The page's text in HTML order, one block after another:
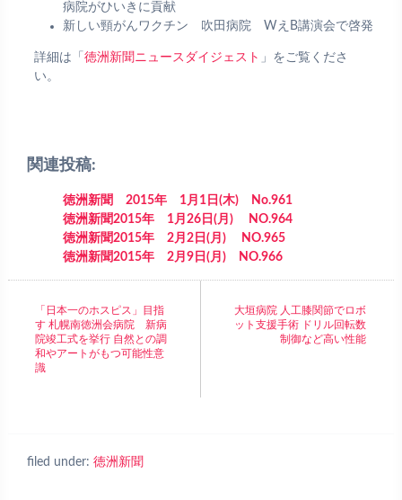
病院がひいきに貢献
新しい頸がんワクチン 吹田病院 WえB講演会で啓発
詳細は「 徳洲新聞ニュースダイジェスト 」をご覧くださ
い。
関連投稿:
徳洲新聞 2015年 1月1日(木) No.961
徳洲新聞2015年 1月26日(月) NO.964
徳洲新聞2015年 2月2日(月) NO.965
徳洲新聞2015年 2月9日(月) NO.966
「日本一のホスピス」目指
す 札幌南徳洲会病院 新病
院竣工式を挙行 自然との調
和やアートがもつ可能性意
識
大垣病院 人工膝関節でロボ
ット支援手術 ドリル回転数
制御など高い性能
filed under: 徳洲新聞